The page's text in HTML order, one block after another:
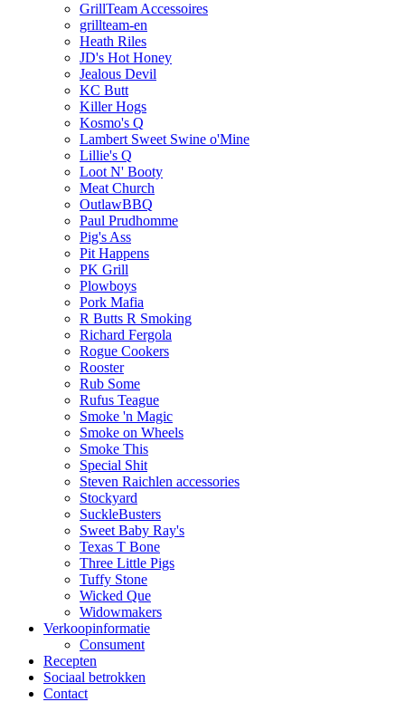
GrillTeam Accessoires
grillteam-en
Heath Riles
JD's Hot Honey
Jealous Devil
KC Butt
Killer Hogs
Kosmo's Q
Lambert Sweet Swine o'Mine
Lillie's Q
Loot N' Booty
Meat Church
OutlawBBQ
Paul Prudhomme
Pig's Ass
Pit Happens
PK Grill
Plowboys
Pork Mafia
R Butts R Smoking
Richard Fergola
Rogue Cookers
Rooster
Rub Some
Rufus Teague
Smoke 'n Magic
Smoke on Wheels
Smoke This
Special Shit
Steven Raichlen accessories
Stockyard
SuckleBusters
Sweet Baby Ray's
Texas T Bone
Three Little Pigs
Tuffy Stone
Wicked Que
Widowmakers
Verkoopinformatie
Consument
Recepten
Sociaal betrokken
Contact